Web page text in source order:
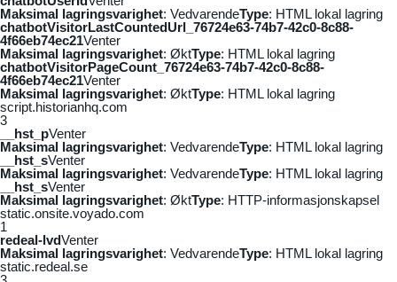
Maksimal lagringsvarighet: VedvarendeType: HTML lokal lagring
chatbotVisitorLastCountedUrl_76724e63-74b7-42c0-8c88-
4f66eb74ec21Venter
Maksimal lagringsvarighet: ØktType: HTML lokal lagring
chatbotVisitorPageCount_76724e63-74b7-42c0-8c88-
4f66eb74ec21Venter
Maksimal lagringsvarighet: ØktType: HTML lokal lagring
script.historianhq.com
3
__hst_pVenter
Maksimal lagringsvarighet: VedvarendeType: HTML lokal lagring
__hst_sVenter
Maksimal lagringsvarighet: VedvarendeType: HTML lokal lagring
__hst_sVenter
Maksimal lagringsvarighet: ØktType: HTTP-informasjonskapsel
static.onsite.voyado.com
1
redeal-lvdVenter
Maksimal lagringsvarighet: VedvarendeType: HTML lokal lagring
static.redeal.se